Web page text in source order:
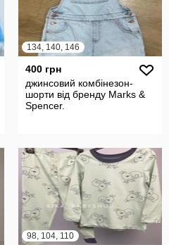
134, 140, 146
400 грн
джинсовий комбінезон-
шорти від бренду Marks &
Spencer.
98, 104, 110